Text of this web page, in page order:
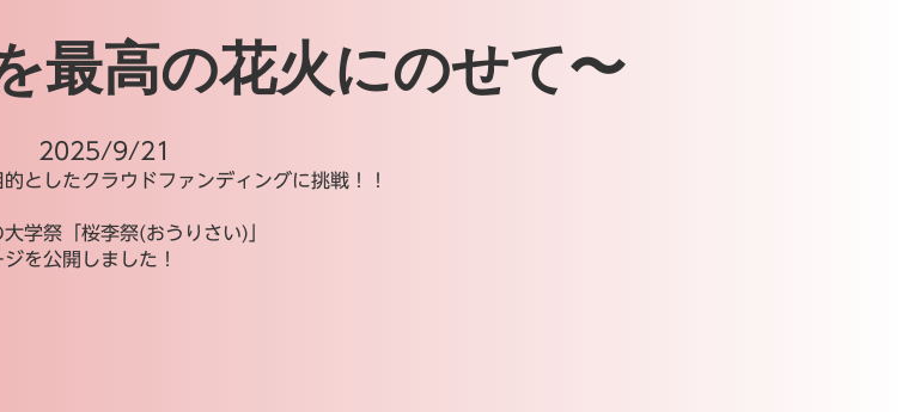
最高の花火にのせて〜
2025/9/21
としたクラウドファンディングに挑戦！！
学祭「桜李祭(おうりさい)」
を公開しました！